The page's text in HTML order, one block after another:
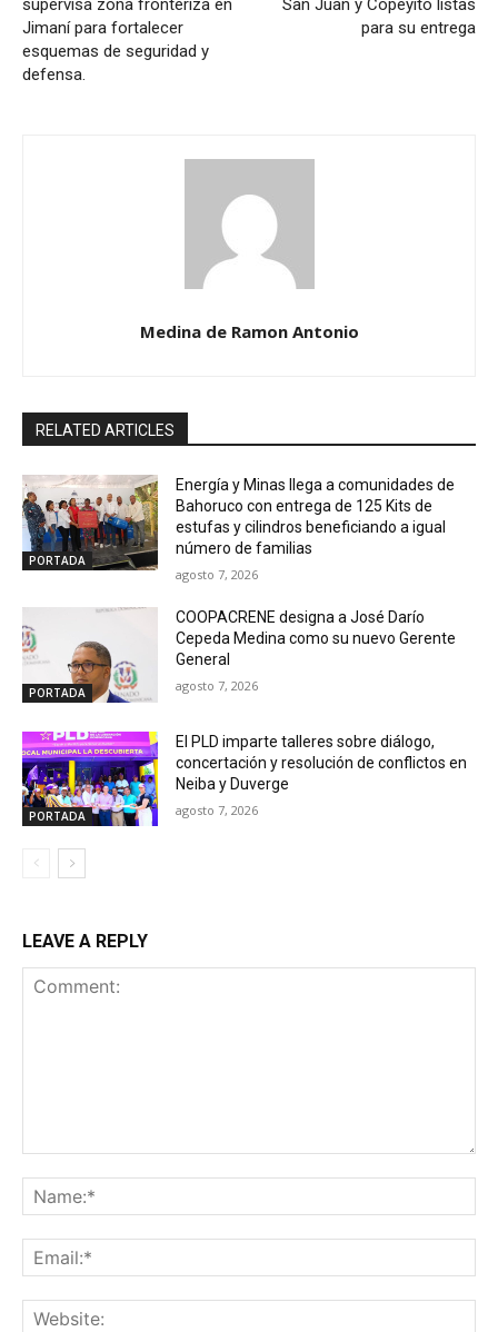
supervisa zona fronteriza en
Jimaní para fortalecer
esquemas de seguridad y
defensa.
San Juan y Copeyito listas
para su entrega
Medina de Ramon Antonio
RELATED ARTICLES
PORTADA
Energía y Minas llega a comunidades de
Bahoruco con entrega de 125 Kits de
estufas y cilindros beneficiando a igual
número de familias
agosto 7, 2026
PORTADA
COOPACRENE designa a José Darío
Cepeda Medina como su nuevo Gerente
General
agosto 7, 2026
PORTADA
El PLD imparte talleres sobre diálogo,
concertación y resolución de conflictos en
Neiba y Duverge
agosto 7, 2026
LEAVE A REPLY